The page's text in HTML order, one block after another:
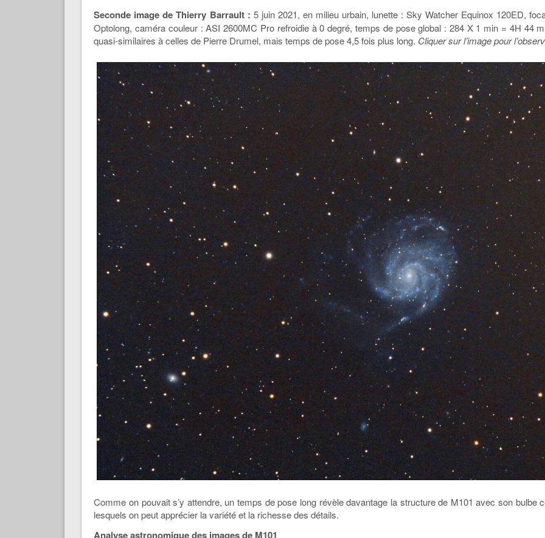
Seconde image de Thierry Barrault : 5 juin 2021, en milieu urbain, lunette : Sky Watcher Equinox 120ED,
Optolong, caméra couleur : ASI 2600MC Pro refroidie à 0 degré, temps de pose global : 284 X 1 min = 4H 44
quasi-similaires à celles de Pierre Drumel, mais temps de pose 4,5 fois plus long. Cliquer sur l’image pour
Comme on pouvait s’y attendre, un temps de pose long révèle davantage la structure de M101 avec son
lesquels on peut apprécier la variété et la richesse des détails.
Analyse astronomique des images de M101